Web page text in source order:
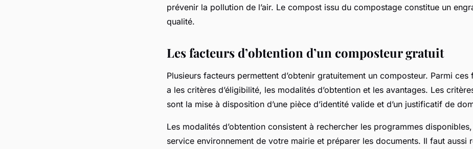
prévenir la pollution de l’air. Le compost issu du compostage constitue un
qualité.
Les facteurs d’obtention d’un composteur gratuit
Plusieurs facteurs permettent d’obtenir gratuitement un composteur. Parmi ces
a les critères d’éligibilité, les modalités d’obtention et les avantages. Les
sont la mise à disposition d’une pièce d’identité valide et d’un justificatif de
Les modalités d’obtention consistent à rechercher les programmes
service environnement de votre mairie et préparer les documents. Il faut aussi